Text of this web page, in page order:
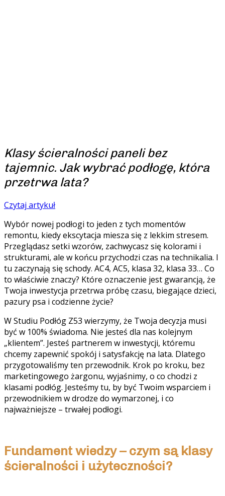
Klasy ścieralności paneli bez
tajemnic. Jak wybrać podłogę, która
przetrwa lata?
Czytaj artykuł
Wybór nowej podłogi to jeden z tych momentów
remontu, kiedy ekscytacja miesza się z lekkim stresem.
Przeglądasz setki wzorów, zachwycasz się kolorami i
strukturami, ale w końcu przychodzi czas na technikalia. I
tu zaczynają się schody. AC4, AC5, klasa 32, klasa 33… Co
to właściwie znaczy? Które oznaczenie jest gwarancją, że
Twoja inwestycja przetrwa próbę czasu, biegające dzieci,
pazury psa i codzienne życie?
W Studiu Podłóg Z53 wierzymy, że Twoja decyzja musi
być w 100% świadoma. Nie jesteś dla nas kolejnym
„klientem”. Jesteś partnerem w inwestycji, któremu
chcemy zapewnić spokój i satysfakcję na lata. Dlatego
przygotowaliśmy ten przewodnik. Krok po kroku, bez
marketingowego żargonu, wyjaśnimy, o co chodzi z
klasami podłóg. Jesteśmy tu, by być Twoim wsparciem i
przewodnikiem w drodze do wymarzonej, i co
najważniejsze – trwałej podłogi.
Fundament wiedzy – czym są klasy
ścieralności i użyteczności?